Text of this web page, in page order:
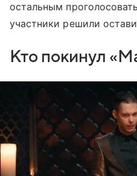
остальным
участники решили
Кто покинул